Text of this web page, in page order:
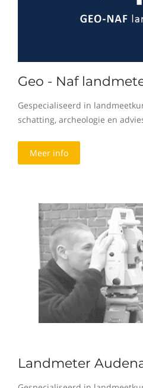
Geo - Naf
Gespecialiseerd in
schatting, archeologie en
Meer info
Landmeter